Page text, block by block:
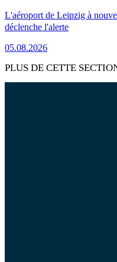
L'aéroport de Leipzig à
déclenche l'alerte
05.08.2026
PLUS DE CETTE